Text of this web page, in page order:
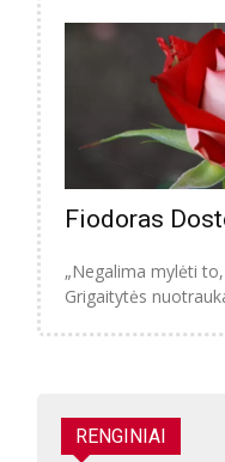
Fiodoras
„Negalima mylėti
Grigaitytės
RENGINIAI